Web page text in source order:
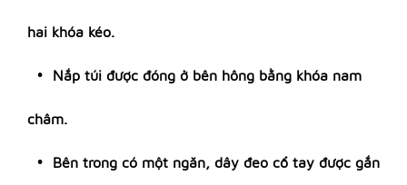
hai khóa kéo.
Nắp túi được đóng ở bên hông bằng khóa nam
châm.
Bên trong có một ngăn, dây đeo cổ tay được gắn